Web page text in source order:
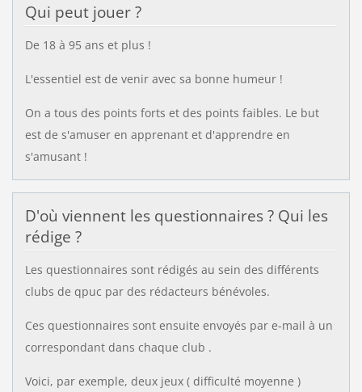
Qui peut jouer ?
De 18 à 95 ans et plus !
L'essentiel est de venir avec sa bonne humeur !
On a tous des points forts et des points faibles. Le but
est de s'amuser en apprenant et d'apprendre en
s'amusant !
D'où viennent les questionnaires ? Qui les
rédige ?
Les questionnaires sont rédigés au sein des différents
clubs de qpuc par des rédacteurs bénévoles.
Ces questionnaires sont ensuite envoyés par e-mail à un
correspondant dans chaque club .
Voici, par exemple, deux jeux( difficulté moyenne )